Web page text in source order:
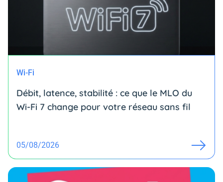
Wi-Fi
Débit, latence, stabilité : ce que le MLO du
Wi-Fi 7 change pour votre réseau sans fil
05/08/2026